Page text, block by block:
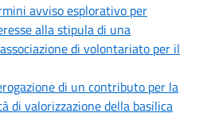
avviso esplorativo per
alla stipula di una
di volontariato per il
di un contributo per la
di valorizzazione della basilica